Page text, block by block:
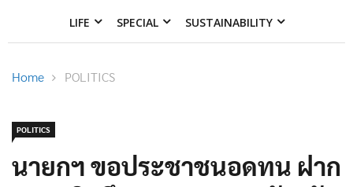
LIFE SPECIAL SUSTAINABILITY
Home POLITICS
POLITICS
นายกฯ ขอประชาชนอดทน ฝาก